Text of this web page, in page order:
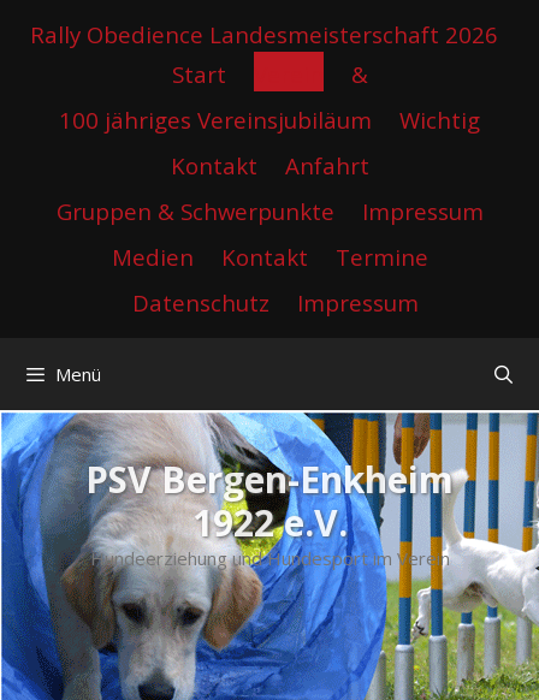
InhaltRally Obedience Landesmeisterschaft 2026
Start
&
100 jähriges Vereinsjubiläum
Wichtig
Kontakt
Anfahrt
Gruppen & Schwerpunkte
Impressum
Medien
Kontakt
Termine
Datenschutz
Impressum
Menü
PSV Bergen-Enkheim
1922 e.V.
Hundeerziehung und Hundesport im Verein